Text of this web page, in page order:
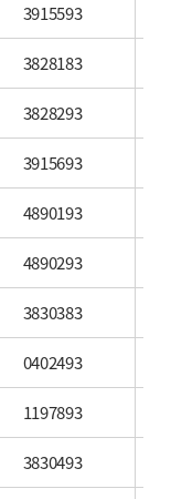
3915593
3828183
3828293
3915693
4890193
4890293
3830383
0402493
1197893
3830493